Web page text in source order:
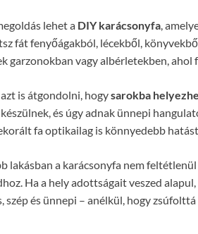
lehet a DIY karácsonyfa,
fát fenyőágakból, lécekből,
garzonokban vagy albérletekben,
is átgondolni, hogysarokba
és úgy adnak ünnepi
fa optikailag is könnyedebb
lakásban a karácsonyfa nem
Ha a hely adottságait veszed
szép és ünnepi – anélkül, hogy